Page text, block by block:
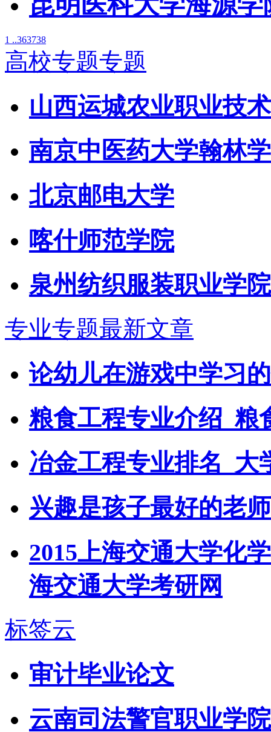
1 ..363738
高校专题专题
山西运城农业职业技
南京中医药大学翰林
北京邮电大学
喀什师范学院
泉州纺织服装职业学院
专业专题最新文章
论幼儿在游戏中学习
粮食工程专业介绍_粮
冶金工程专业排名_大
兴趣是孩子最好的老
2015上海交通大学化
海交通大学考研网
标签云
审计毕业论文
云南司法警官职业学院